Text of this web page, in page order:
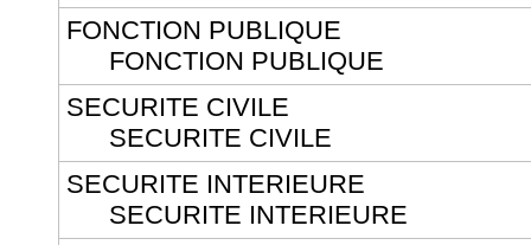
FONCTION PUBLIQUE
FONCTION PUBLIQUE
SECURITE CIVILE
SECURITE CIVILE
SECURITE INTERIEURE
SECURITE INTERIEURE